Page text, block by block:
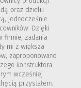
oraz dzielili
jednocześnie
Dzięki
firmie, zadania
mi z większa
zaproponowano
konstruktora
wcześniej
przystałem.